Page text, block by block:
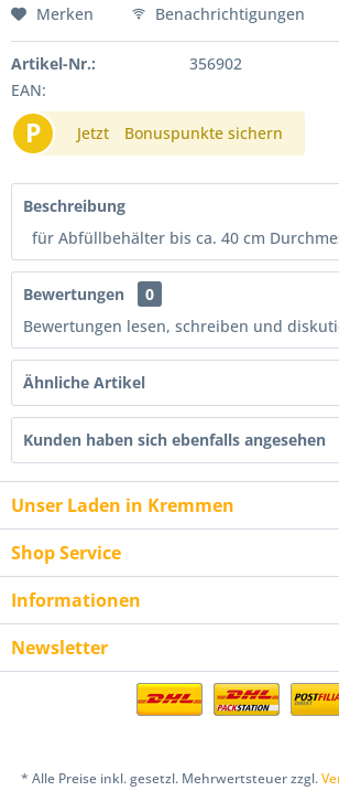
Merken Benachrichtigungen
Artikel-Nr.:
356902
EAN:
P Jetzt Bonuspunkte sichern
Beschreibung
für Abfüllbehälter bis ca. 40 cm
Bewertungen
0
Bewertungen lesen, schreiben und
Ähnliche Artikel
Kunden haben sich ebenfalls angesehen
Unser Laden in Kremmen
Shop Service
Informationen
Newsletter
* Alle Preise inkl. gesetzl. Mehrwertsteuer zzgl.